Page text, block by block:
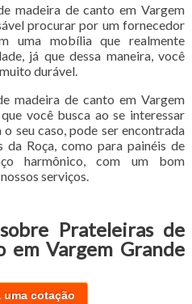
madeira de canto em Vargem
procurar por um fornecedor
uma mobília que realmente
já que dessa maneira, você
durável.
madeira de canto em Vargem
você busca ao se interessar
seu caso, pode ser encontrada
da Roça, como para painéis de
harmônico, com um bom
serviços.
Prateleiras de
em Vargem Grande
uma cotação